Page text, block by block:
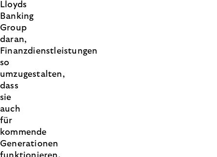
Lloyds
Banking
Group
daran,
Finanzdienstleistungen
so
umzugestalten,
dass
sie
auch
für
kommende
Generationen